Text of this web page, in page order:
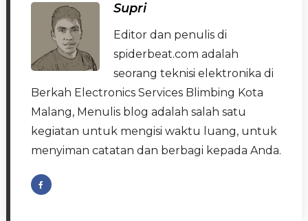
Supri
Editor dan penulis di
spiderbeat.com adalah
seorang teknisi elektronika di
Berkah Electronics Services Blimbing Kota
Malang, Menulis blog adalah salah satu
kegiatan untuk mengisi waktu luang, untuk
menyiman catatan dan berbagi kepada Anda.